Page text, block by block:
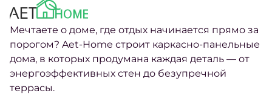
Мечтаете о доме, где отдых начинается прямо за
порогом? Aet-Home строит каркасно-панельные
дома, в которых продумана каждая деталь — от
энергоэффективных стен до безупречной
террасы.